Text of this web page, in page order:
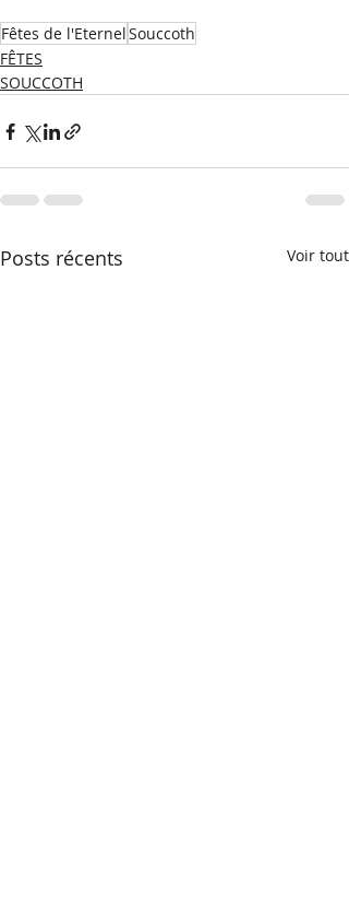
Fêtes de l'EternelSouccoth
FÊTES
SOUCCOTH
Posts récents Voir tout